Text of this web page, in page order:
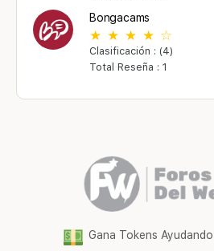
Bongacams
Clasificación : (4)
Total Reseña : 1
Gana Tokens